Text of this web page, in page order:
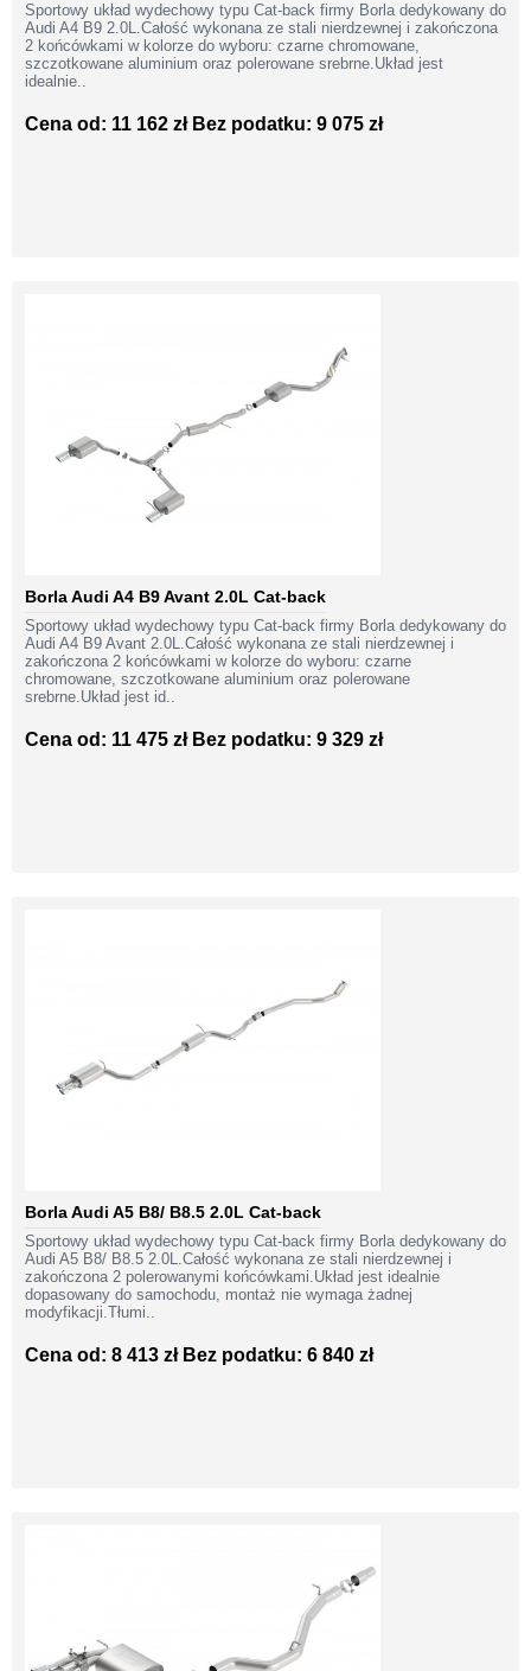
Sportowy układ wydechowy typu Cat-back firmy Borla dedykowany do
Audi A4 B9 2.0L.Całość wykonana ze stali nierdzewnej i zakończona
2 końcówkami w kolorze do wyboru: czarne chromowane,
szczotkowane aluminium oraz polerowane srebrne.Układ jest
idealnie..
Cena od: 11 162 zł Bez podatku: 9 075 zł
Borla Audi A4 B9 Avant 2.0L Cat-back
Sportowy układ wydechowy typu Cat-back firmy Borla dedykowany do
Audi A4 B9 Avant 2.0L.Całość wykonana ze stali nierdzewnej i
zakończona 2 końcówkami w kolorze do wyboru: czarne
chromowane, szczotkowane aluminium oraz polerowane
srebrne.Układ jest id..
Cena od: 11 475 zł Bez podatku: 9 329 zł
Borla Audi A5 B8/ B8.5 2.0L Cat-back
Sportowy układ wydechowy typu Cat-back firmy Borla dedykowany do
Audi A5 B8/ B8.5 2.0L.Całość wykonana ze stali nierdzewnej i
zakończona 2 polerowanymi końcówkami.Układ jest idealnie
dopasowany do samochodu, montaż nie wymaga żadnej
modyfikacji.Tłumi..
Cena od: 8 413 zł Bez podatku: 6 840 zł